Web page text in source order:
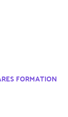
FORMATION